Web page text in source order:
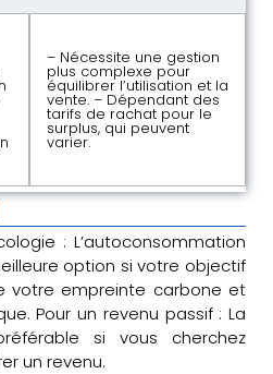
– Nécessite une gestion
plus complexe pour
équilibrer l’utilisation et la
vente. – Dépendant des
tarifs de rachat pour le
surplus, qui peuvent
varier.
: L’autoconsommation
option si votre objectif
votre empreinte carbone et
Pour un revenu passif : La
si vous cherchez
un revenu.